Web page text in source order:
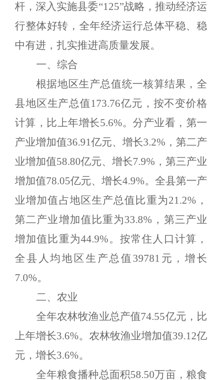
杆，深入实施县委“125”战略，推动经济运
行整体好转，全年经济运行总体平稳、稳
中有进，扎实推进高质量发展。
一、综合
根据地区生产总值统一核算结果，全
县地区生产总值173.76亿元，按不变价格
计算，比上年增长5.6%。分产业看，第一
产业增加值36.91亿元、增长3.2% ，第二产
业增加值58.80亿元、增长7.9% ，第三产业
增加值78.05亿元、增长4.9%。 全县第一产
业增加值占地区生产总值比重为21.2% ，
第二产业增加值比重为33.8% ，第三产业
增加值比重为44.9%。按常住人口计算，
全县人均地区生产总值 39781 元，增长
7.0%。
二、农业
全年农林牧渔业总产值74.55亿元，比
上年增长3.6%。农林牧渔业增加值39.12亿
元，增长3.6%。
全年粮食播种总面积58.50万亩，粮食